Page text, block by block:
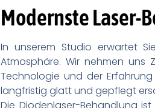
Modernste Laser-
In unserem Studio erwartet
Atmosphäre. Wir nehmen uns
Technologie und der
langfristig glatt und gepflegt
Die Diodenlaser-Behandlung